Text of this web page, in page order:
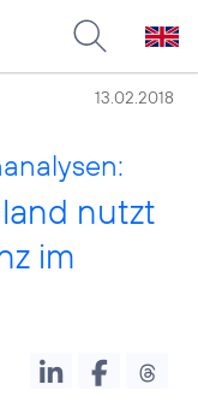
13.02.2018
nutzt
im